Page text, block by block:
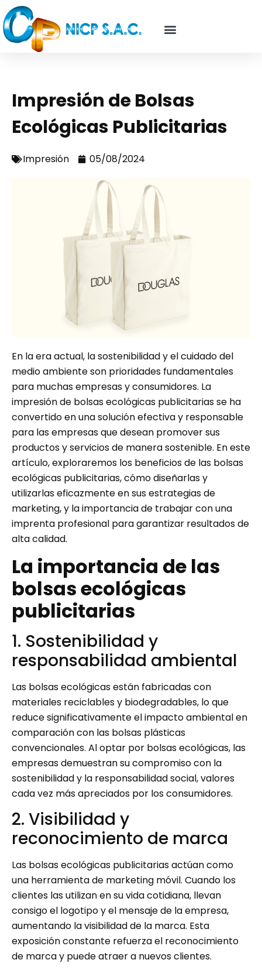
Impresión de Bolsas
Ecológicas Publicitarias
Impresión 05/08/2024
En la era actual, la sostenibilidad y el cuidado del
medio ambiente son prioridades fundamentales
para muchas empresas y consumidores. La
impresión de bolsas ecológicas publicitarias se ha
convertido en una solución efectiva y responsable
para las empresas que desean promover sus
productos y servicios de manera sostenible. En este
artículo, exploraremos los beneficios de las bolsas
ecológicas publicitarias, cómo diseñarlas y
utilizarlas eficazmente en sus estrategias de
marketing, y la importancia de trabajar con una
imprenta profesional para garantizar resultados de
alta calidad.
La importancia de las
bolsas ecológicas
publicitarias
1. Sostenibilidad y
responsabilidad ambiental
Las bolsas ecológicas están fabricadas con
materiales reciclables y biodegradables, lo que
reduce significativamente el impacto ambiental en
comparación con las bolsas plásticas
convencionales. Al optar por bolsas ecológicas, las
empresas demuestran su compromiso con la
sostenibilidad y la responsabilidad social, valores
cada vez más apreciados por los consumidores.
2. Visibilidad y
reconocimiento de marca
Las bolsas ecológicas publicitarias actúan como
una herramienta de marketing móvil. Cuando los
clientes las utilizan en su vida cotidiana, llevan
consigo el logotipo y el mensaje de la empresa,
aumentando la visibilidad de la marca. Esta
exposición constante refuerza el reconocimiento
de marca y puede atraer a nuevos clientes.